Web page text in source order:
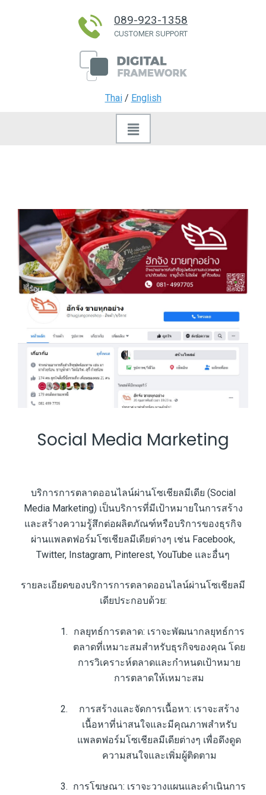
089-923-1358
CUSTOMER SUPPORT
Thai/ English
Social Media Marketing
บริการการตลาดออนไลน์ผ่านโซเชียลมีเดีย (Social
Media Marketing) เป็นบริการที่มีเป้าหมายในการสร้าง
และสร้างความรู้สึกต่อผลิตภัณฑ์หรือบริการของธุรกิจ
ผ่านแพลตฟอร์มโซเชียลมีเดียต่างๆ เช่น Facebook,
Twitter, Instagram, Pinterest, YouTube และอื่นๆ
รายละเอียดของบริการการตลาดออนไลน์ผ่านโซเชียลมี
เดียประกอบด้วย:
กลยุทธ์การตลาด: เราจะพัฒนากลยุทธ์การ
ตลาดที่เหมาะสมสำหรับธุรกิจของคุณ โดย
การวิเคราะห์ตลาดและกำหนดเป้าหมาย
การตลาดให้เหมาะสม
การสร้างและจัดการเนื้อหา: เราจะสร้าง
เนื้อหาที่น่าสนใจและมีคุณภาพสำหรับ
แพลตฟอร์มโซเชียลมีเดียต่างๆ เพื่อดึงดูด
ความสนใจและเพิ่มผู้ติดตาม
การโฆษณา: เราจะวางแผนและดำเนินการ